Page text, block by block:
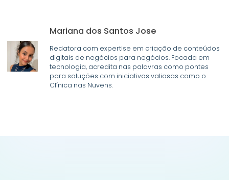
Mariana dos Santos Jose
Redatora com expertise em criação de conteúdos
digitais de negócios para negócios. Focada em
tecnologia, acredita nas palavras como pontes
para soluções com iniciativas valiosas como o
Clínica nas Nuvens.